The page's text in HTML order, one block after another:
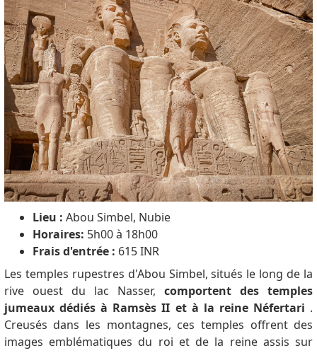
Lieu : Abou Simbel, Nubie
Horaires: 5h00 à 18h00
Frais d'entrée : 615 INR
Les temples rupestres d'Abou Simbel, situés le long de la
rive ouest du lac Nasser,comportent des temples
jumeaux dédiés à Ramsès II et à la reine Néfertari .
Creusés dans les montagnes, ces temples offrent des
images emblématiques du roi et de la reine assis sur